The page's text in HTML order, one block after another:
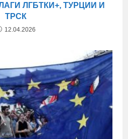
ЛГБТКИ+, ТУРЦИИ И
ТРСК
12.04.2026